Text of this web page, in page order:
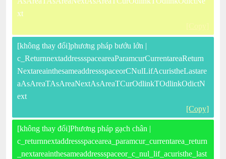
xt
[Copy]
[không thay đổi]phương pháp bướu lớn |
c_ReturnnextaddressspaceareaParamcurCurrentareaReturn
NextareainthesameaddressspaceorCNulLifAcuristheLastare
aAsAreaTAsAreaNextAsAreaTCurOdlinkTOdlinkOdictN
ext
[Copy]
[không thay đổi]Phương pháp gạch chân |
c_returnnextaddressspacearea_paramcur_currentarea_return
_nextareainthesameaddressspaceor_c_nul_lif_acuristhe_last